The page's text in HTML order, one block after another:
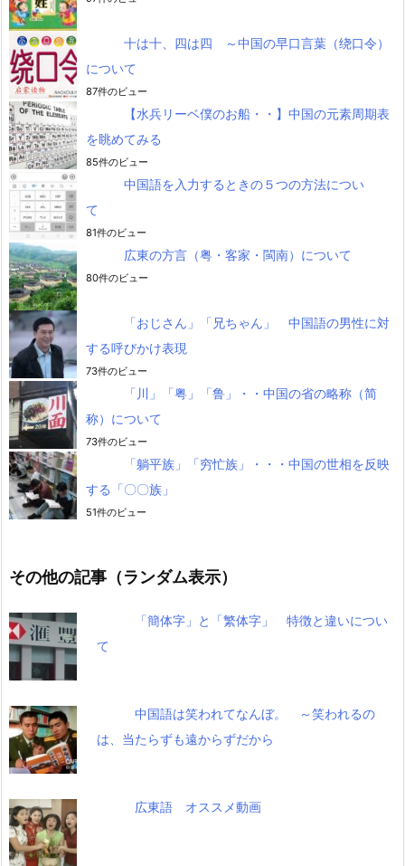
十は十、四は四 ～中国の早口言葉（绕口令）
について
87件のビュー
【水兵リーベ僕のお船・・】中国の元素周期表
を眺めてみる
85件のビュー
中国語を入力するときの５つの方法につい
て
81件のビュー
広東の方言（粤・客家・閩南）について
80件のビュー
「おじさん」「兄ちゃん」 中国語の男性に対
する呼びかけ表現
73件のビュー
「川」「粤」「鲁」・・中国の省の略称（简
称）について
73件のビュー
「躺平族」「穷忙族」・・・中国の世相を反映
する「〇〇族」
51件のビュー
その他の記事（ランダム表示）
「簡体字」と「繁体字」 特徴と違いについ
て
中国語は笑われてなんぼ。 ～笑われるの
は、当たらずも遠からずだから
広東語 オススメ動画